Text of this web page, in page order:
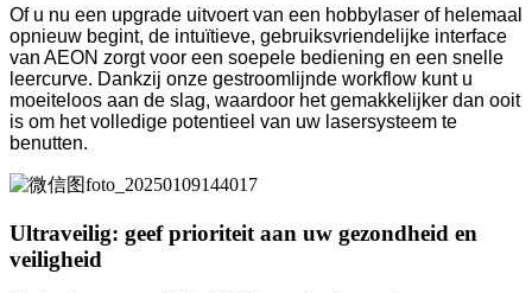
Of u nu een upgrade uitvoert van een hobbylaser of helemaal
opnieuw begint, de intuïtieve, gebruiksvriendelijke interface
van AEON zorgt voor een soepele bediening en een snelle
leercurve. Dankzij onze gestroomlijnde workflow kunt u
moeiteloos aan de slag, waardoor het gemakkelijker dan ooit
is om het volledige potentieel van uw lasersysteem te
benutten.
Ultraveilig: geef prioriteit aan uw gezondheid en
veiligheid